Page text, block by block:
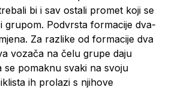
bi i sav ostali promet koji se
grupom. Podvrsta formacije dva-
Za razlike od formacije dva
vozača na čelu grupe daju
se pomaknu svaki na svoju
ih prolazi s njihove